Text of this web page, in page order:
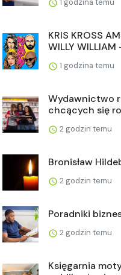
1 godzina temu
KRIS KROSS
WILLY WILLIAM
1 godzina temu
Wydawnictwo
chcących się
2 godzin temu
Bronisław
2 godzin temu
Poradniki
2 godzin temu
Księgarnia